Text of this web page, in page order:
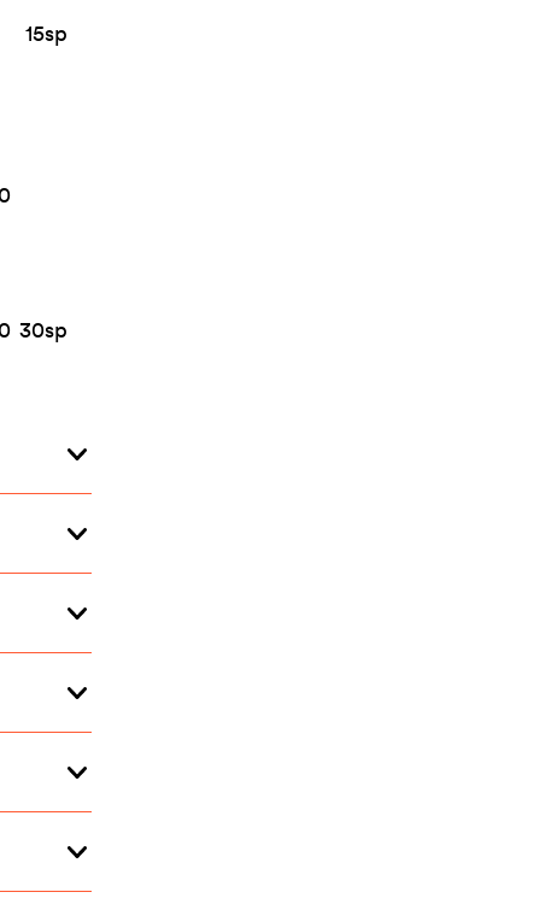
15sp
30sp